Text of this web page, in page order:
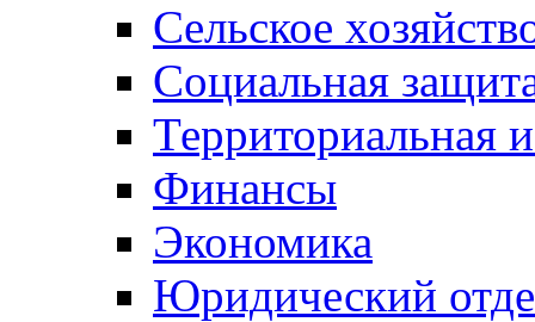
Сельское
Социальная
Территориальная
Финансы
Экономика
Юридический